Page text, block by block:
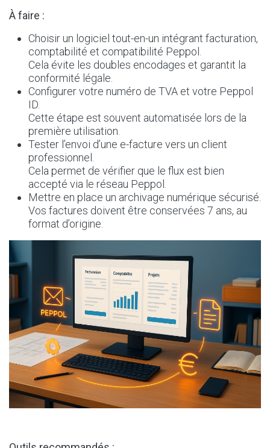
À faire :
Choisir un logiciel tout-en-un intégrant facturation,
comptabilité et compatibilité Peppol.
Cela évite les doubles encodages et garantit la
conformité légale.
Configurer votre numéro de TVA et votre Peppol
ID.
Cette étape est souvent automatisée lors de la
première utilisation.
Tester l’envoi d’une e-facture vers un client
professionnel.
Cela permet de vérifier que le flux est bien
accepté via le réseau Peppol.
Mettre en place un archivage numérique sécurisé.
Vos factures doivent être conservées 7 ans, au
format d’origine.